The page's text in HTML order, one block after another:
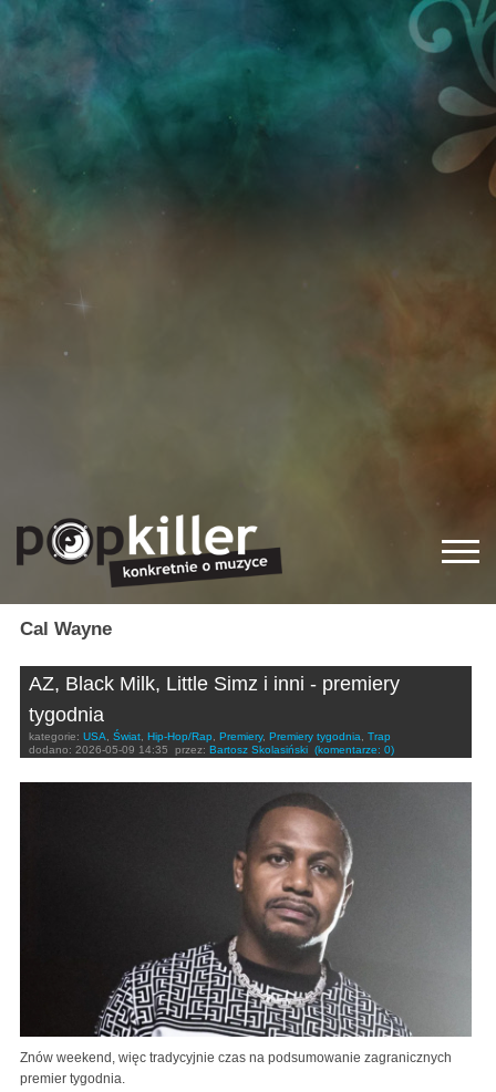
Cal Wayne
AZ, Black Milk, Little Simz i inni - premiery
tygodnia
kategorie: USA, Świat, Hip-Hop/Rap, Premiery, Premiery tygodnia, Trap
dodano: 2026-05-09 14:35 przez: Bartosz Skolasiński (komentarze: 0)
Znów weekend, więc tradycyjnie czas na podsumowanie zagranicznych
premier tygodnia.